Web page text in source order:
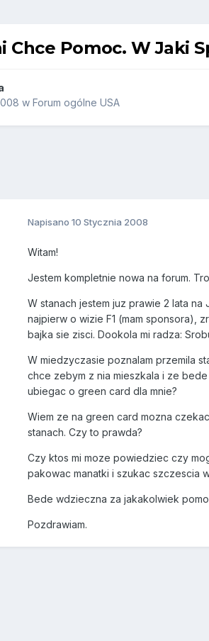
Chce Pomoc. W Jaki
w Forum ogólne USA
Napisano 10 Stycznia 2008
Witam!
Jestem kompletnie nowa na forum.
W stanach jestem juz prawie 2 lata na
najpierw o wizie F1 (mam sponsora),
bajka sie zisci. Dookola mi radza:
W miedzyczasie poznalam przemila
chce zebym z nia mieszkala i ze
ubiegac o green card dla mnie?
Wiem ze na green card mozna
stanach. Czy to prawda?
Czy ktos mi moze powiedziec czy
pakowac manatki i szukac szczescia
Bede wdzieczna za jakakolwiek
Pozdrawiam.